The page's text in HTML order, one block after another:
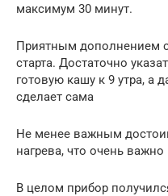
максимум 30 минут.
Приятным дополнением
старта. Достаточно
готовую кашу к 9 утра, а
сделает сама
Не менее важным
нагрева, что очень
В целом прибор